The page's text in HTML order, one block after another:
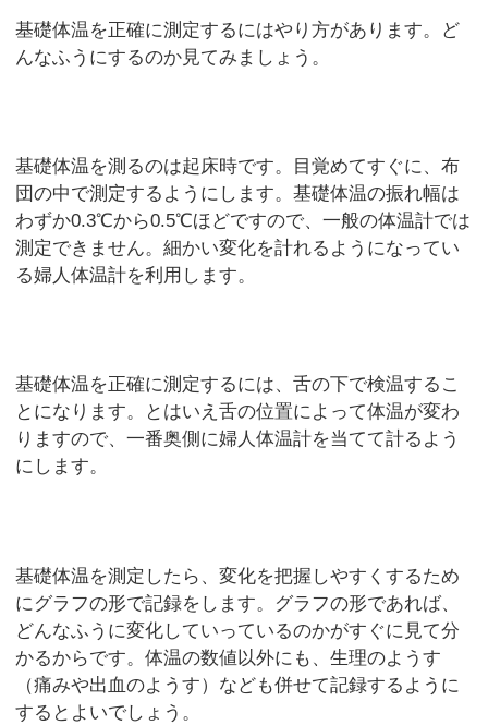
基礎体温を正確に測定するにはやり方があります。ど
んなふうにするのか見てみましょう。
基礎体温を測るのは起床時です。目覚めてすぐに、布
団の中で測定するようにします。基礎体温の振れ幅は
わずか0.3℃から0.5℃ほどですので、一般の体温計では
測定できません。細かい変化を計れるようになってい
る婦人体温計を利用します。
基礎体温を正確に測定するには、舌の下で検温するこ
とになります。とはいえ舌の位置によって体温が変わ
りますので、一番奥側に婦人体温計を当てて計るよう
にします。
基礎体温を測定したら、変化を把握しやすくするため
にグラフの形で記録をします。グラフの形であれば、
どんなふうに変化していっているのかがすぐに見て分
かるからです。体温の数値以外にも、生理のようす
（痛みや出血のようす）なども併せて記録するように
するとよいでしょう。